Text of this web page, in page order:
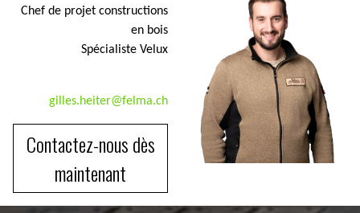
Chef de projet constructions
en bois
Spécialiste Velux
gilles.heiter@felma.ch
Contactez-nous dès
maintenant